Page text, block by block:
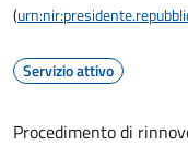
(
Servizio attivo
Procedimento di